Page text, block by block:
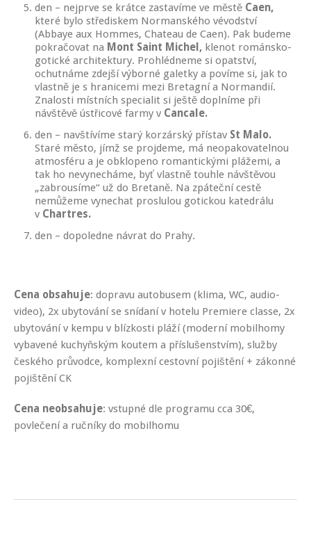
den – nejprve se krátce zastavíme ve městě Caen,
které bylo střediskem Normanského vévodství
(Abbaye aux Hommes, Chateau de Caen). Pak budeme
pokračovat na Mont Saint Michel, klenot románsko-
gotické architektury. Prohlédneme si opatství,
ochutnáme zdejší výborné galetky a povíme si, jak to
vlastně je s hranicemi mezi Bretagní a Normandií.
Znalosti místních specialit si ještě doplníme při
návštěvě ústřicové farmy v Cancale.
den – navštívíme starý korzárský přístav St Malo.
Staré město, jímž se projdeme, má neopakovatelnou
atmosféru a je obklopeno romantickými plážemi, a
tak ho nevynecháme, byť vlastně touhle návštěvou
„zabrousíme“ už do Bretaně. Na zpáteční cestě
nemůžeme vynechat proslulou gotickou katedrálu
v Chartres.
den – dopoledne návrat do Prahy.
Cena obsahuje: dopravu autobusem (klima, WC, audio-
video), 2x ubytování se snídaní v hotelu Premiere classe, 2x
ubytování v kempu v blízkosti pláží (moderní mobilhomy
vybavené kuchyňským koutem a příslušenstvím), služby
českého průvodce, komplexní cestovní pojištění + zákonné
pojištění CK
Cena neobsahuje: vstupné dle programu cca 30€,
povlečení a ručníky do mobilhomu